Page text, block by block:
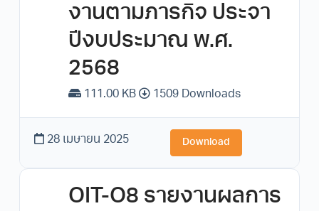
งานตามภารกิจ ประจา
ปีงบประมาณ พ.ศ.
2568
111.00 KB 1509 Downloads
28 เมษายน 2025 Download
OIT-O8 รายงานผลการ